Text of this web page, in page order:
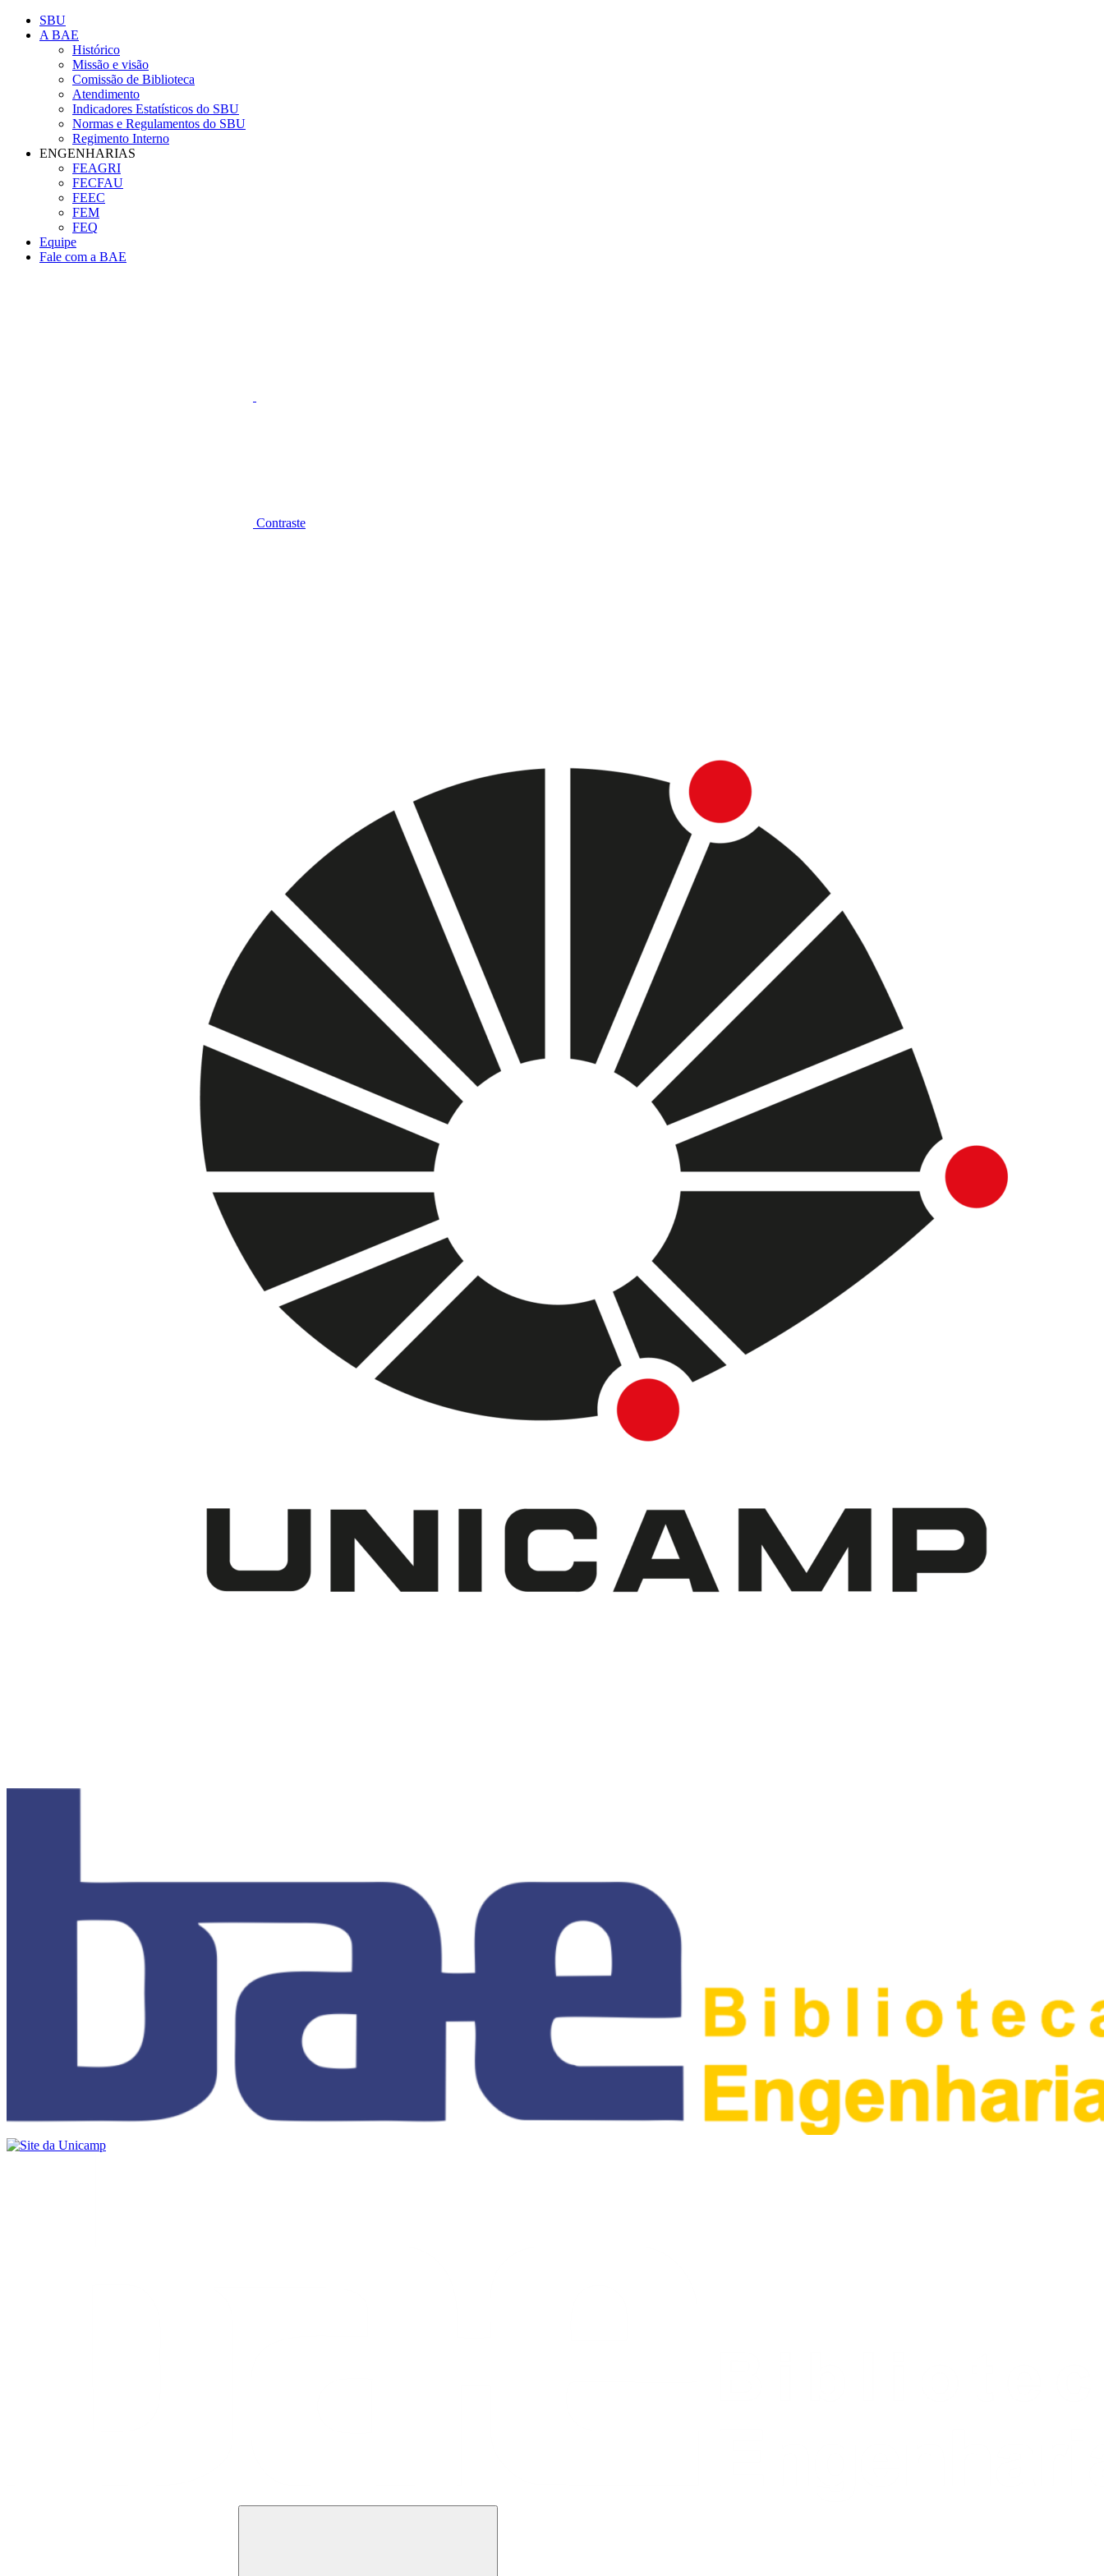
Página Inicial Biblioteca da Área de Engenharia e Arquitetura da Unicamp
Conteúdo principal
SBU
A BAE
Histórico
Missão e visão
Comissão de Biblioteca
Atendimento
Indicadores Estatísticos do SBU
Normas e Regulamentos do SBU
Regimento Interno
ENGENHARIAS
FEAGRI
FECFAU
FEEC
FEM
FEQ
Equipe
Fale com a BAE
Contraste